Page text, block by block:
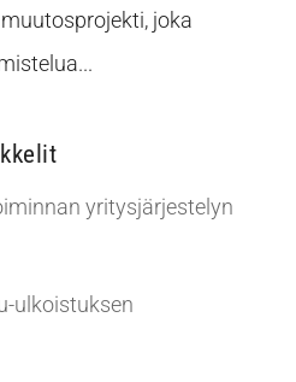
joka
yritysjärjestelyn
ulkoistuksen